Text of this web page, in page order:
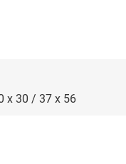
x 30 / 37 x 56